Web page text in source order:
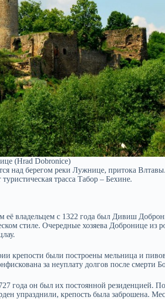
(Hrad Dobronice)
над берегом реки Лужнице, притока
трасса Табор – Бехине.
её владельцем с 1322 года был Дивиш
стиле. Очередные хозяева Добронице
крепости были построены мельница и
за неуплату долгов после смерти
года он был их постоянной резиденцией.
упразднили, крепость была заброшена.